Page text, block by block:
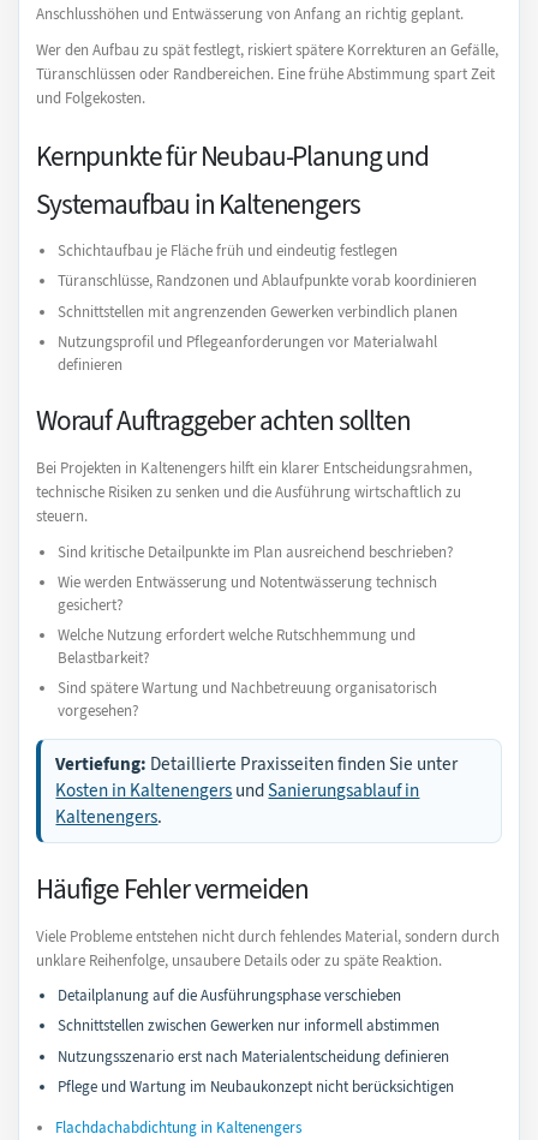
Anschlusshöhen und Entwässerung von Anfang an richtig geplant.
Wer den Aufbau zu spät festlegt, riskiert spätere Korrekturen an Gefälle,
Türanschlüssen oder Randbereichen. Eine frühe Abstimmung spart Zeit
und Folgekosten.
Kernpunkte für Neubau-Planung und
Systemaufbau in Kaltenengers
Schichtaufbau je Fläche früh und eindeutig festlegen
Türanschlüsse, Randzonen und Ablaufpunkte vorab koordinieren
Schnittstellen mit angrenzenden Gewerken verbindlich planen
Nutzungsprofil und Pflegeanforderungen vor Materialwahl
definieren
Worauf Auftraggeber achten sollten
Bei Projekten in Kaltenengers hilft ein klarer Entscheidungsrahmen,
technische Risiken zu senken und die Ausführung wirtschaftlich zu
steuern.
Sind kritische Detailpunkte im Plan ausreichend beschrieben?
Wie werden Entwässerung und Notentwässerung technisch
gesichert?
Welche Nutzung erfordert welche Rutschhemmung und
Belastbarkeit?
Sind spätere Wartung und Nachbetreuung organisatorisch
vorgesehen?
Vertiefung: Detaillierte Praxisseiten finden Sie unter
Kosten in Kaltenengers undSanierungsablauf in
Kaltenengers.
Häufige Fehler vermeiden
Viele Probleme entstehen nicht durch fehlendes Material, sondern durch
unklare Reihenfolge, unsaubere Details oder zu späte Reaktion.
Detailplanung auf die Ausführungsphase verschieben
Schnittstellen zwischen Gewerken nur informell abstimmen
Nutzungsszenario erst nach Materialentscheidung definieren
Pflege und Wartung im Neubaukonzept nicht berücksichtigen
Flachdachabdichtung in Kaltenengers